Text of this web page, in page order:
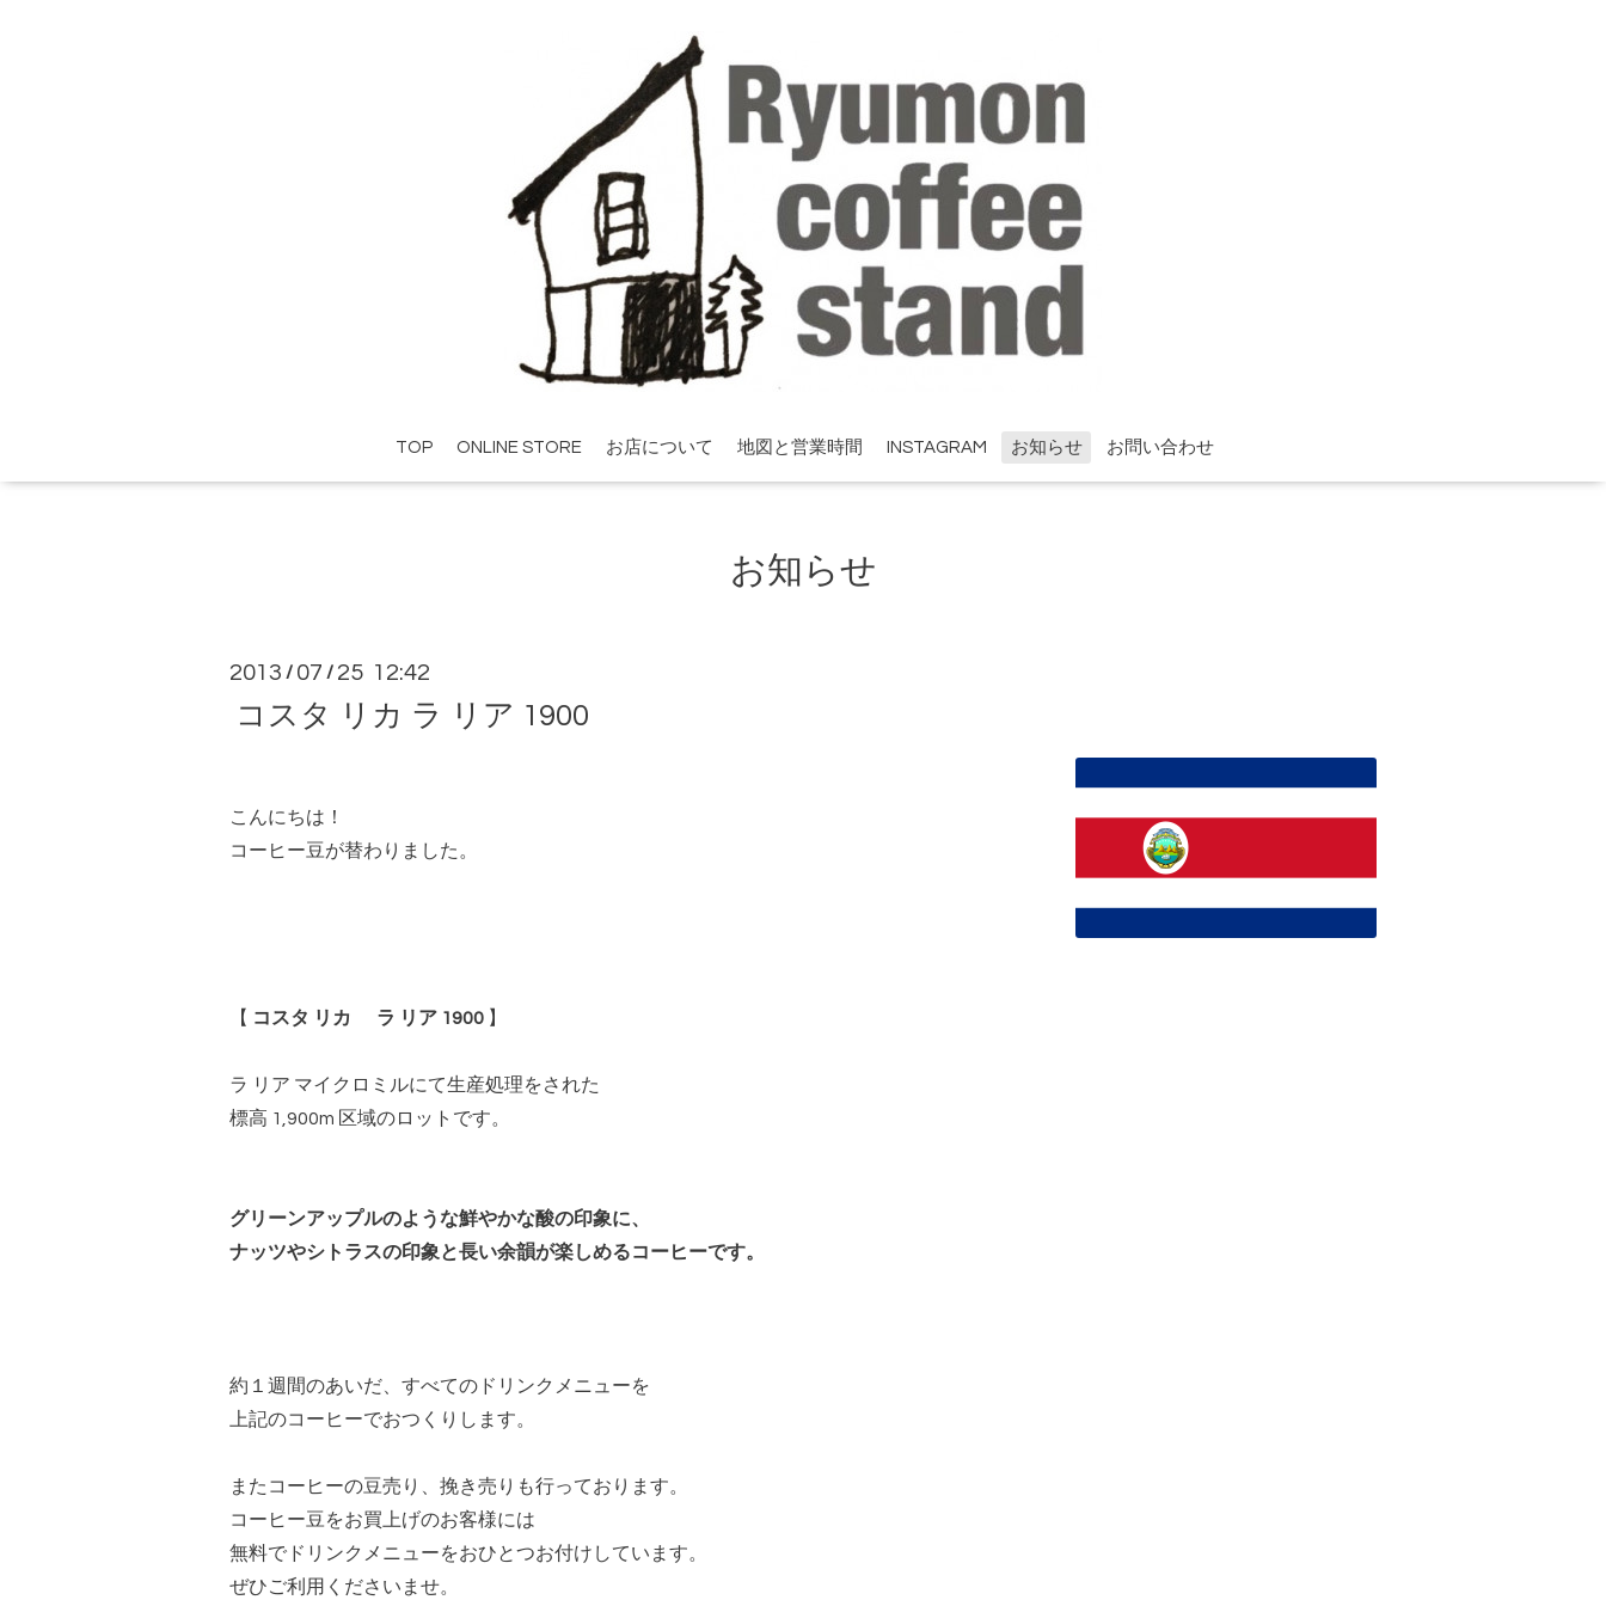
TOP ONLINE STORE お店について 地図と営業時間 INSTAGRAM お知らせ お問い合わせ
お知らせ
2013 / 07 / 25 12:42
コスタ リカ ラ リア 1900
こんにちは！
コーヒー豆が替わりました。
【 コスタ リカ ラ リア 1900 】
ラ リア マイクロミルにて生産処理をされた
標高 1,900m 区域のロットです。
グリーンアップルのような鮮やかな酸の印象に、
ナッツやシトラスの印象と長い余韻が楽しめるコーヒーです。
約１週間のあいだ、すべてのドリンクメニューを
上記のコーヒーでおつくりします。
またコーヒーの豆売り、挽き売りも行っております。
コーヒー豆をお買上げのお客様には
無料でドリンクメニューをおひとつお付けしています。
ぜひご利用くださいませ。